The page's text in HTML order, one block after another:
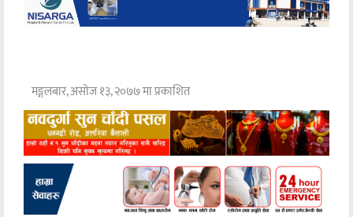
मङ्गलबार, असोज १३, २०७७ मा प्रकाशित